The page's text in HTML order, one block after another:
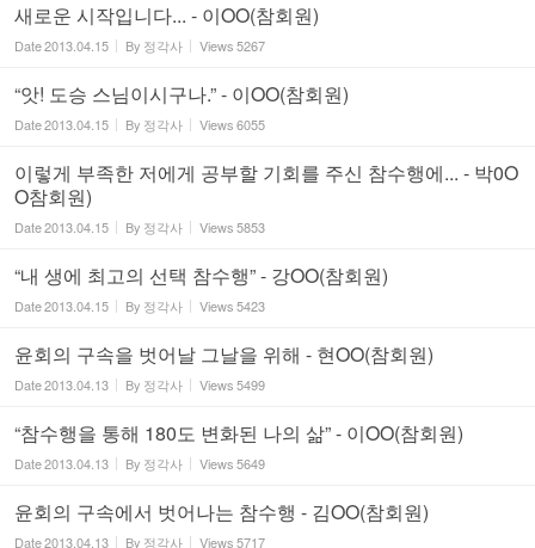
새로운 시작입니다... - 이OO(참회원)
Date2013.04.15 By 정각사 Views5267
“앗! 도승 스님이시구나.” - 이OO(참회원)
Date2013.04.15 By 정각사 Views6055
이렇게 부족한 저에게 공부할 기회를 주신 참수행에... - 박0O
O참회원)
Date2013.04.15 By 정각사 Views5853
“내 생에 최고의 선택 참수행” - 강OO(참회원)
Date2013.04.15 By 정각사 Views5423
윤회의 구속을 벗어날 그날을 위해 - 현OO(참회원)
Date2013.04.13 By 정각사 Views5499
“참수행을 통해 180도 변화된 나의 삶” - 이OO(참회원)
Date2013.04.13 By 정각사 Views5649
윤회의 구속에서 벗어나는 참수행 - 김OO(참회원)
Date2013.04.13 By 정각사 Views5717